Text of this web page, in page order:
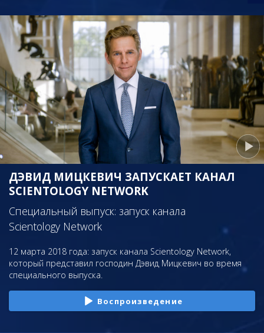
ДЭВИД МИЦКЕВИЧ ЗАПУСКАЕТ КАНАЛ
SCIENTOLOGY NETWORK
Специальный выпуск: запуск канала
Scientology Network
12 марта 2018 года: запуск канала Scientology Network,
который представил господин Дэвид Мицкевич во время
специального выпуска.
Воспроизведение